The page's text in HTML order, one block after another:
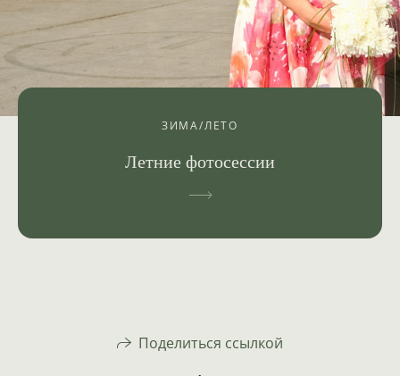
ЗИМА/ЛЕТО
Летние фотосессии
Поделиться ссылкой